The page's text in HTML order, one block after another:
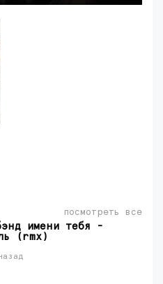
посмотреть все
имени тебя -
(rmx)